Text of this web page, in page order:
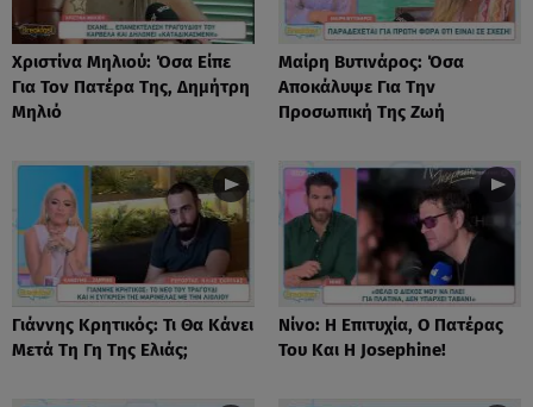
Χριστίνα Μηλιού: Όσα Είπε
Για Τον Πατέρα Της, Δημήτρη
Μηλιό
Μαίρη Βυτινάρος: Όσα
Αποκάλυψε Για Την
Προσωπική Της Ζωή
Γιάννης Κρητικός: Τι Θα Κάνει
Μετά Τη Γη Της Ελιάς;
Νίνο: Η Επιτυχία, Ο Πατέρας
Του Και Η Josephine!